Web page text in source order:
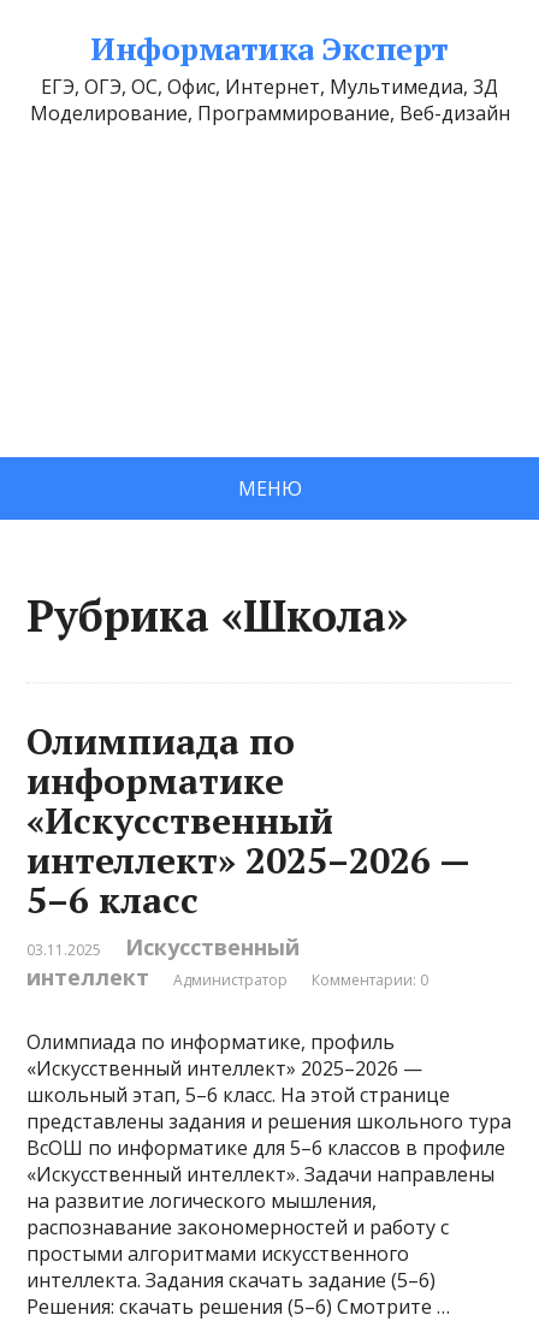
Информатика Эксперт
ЕГЭ, ОГЭ, ОС, Офис, Интернет, Мультимедиа, 3Д
Моделирование, Программирование, Веб-дизайн
МЕНЮ
Рубрика «Школа»
Олимпиада по
информатике
«Искусственный
интеллект» 2025–2026 —
5–6 класс
03.11.2025
Искусственный
интеллект
Администратор Комментарии: 0
Олимпиада по информатике, профиль
«Искусственный интеллект» 2025–2026 —
школьный этап, 5–6 класс. На этой странице
представлены задания и решения школьного тура
ВсОШ по информатике для 5–6 классов в профиле
«Искусственный интеллект». Задачи направлены
на развитие логического мышления,
распознавание закономерностей и работу с
простыми алгоритмами искусственного
интеллекта. Задания скачать задание (5–6)
Решения: скачать решения (5–6) Смотрите …